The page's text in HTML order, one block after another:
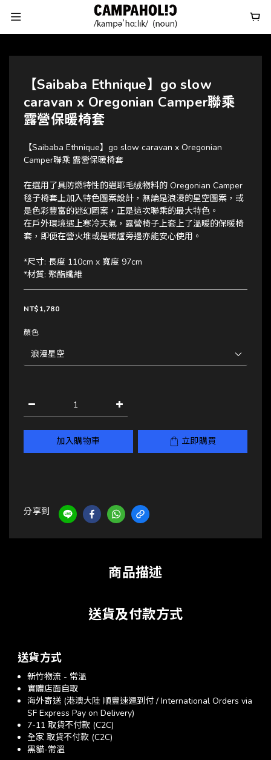
【Saibaba Ethnique】go slow
caravan x Oregonian Camper聯乘
露營保暖椅套
【Saibaba Ethnique】go slow caravan x Oregonian
Camper聯乘 露營保暖椅套
在選用了具防燃特性的邁耶毛绒物料的 Oregonian Camper
毯子椅套上加入特色圖案設計，無論是浪漫的星空圖案，或
是色彩豐富的迷幻圖案，正是這次聯乘的最大特色。
在戶外環境遇上寒冷天氣，露營椅子上套上了溫暖的保暖椅
套，即便在營火堆或是暖爐旁邊亦能安心使用。
*尺寸: 長度 110cm x 寬度 97cm
*材質: 聚酯纖維
NT$1,780
顏色
加入購物車 立即購買
分享到
商品描述
送貨及付款方式
送貨方式
新竹物流 - 常溫
實體店面自取
海外寄送 (港澳大陸 順豐速運到付 / International Orders via
SF Express Pay on Delivery)
7-11 取貨不付款 (C2C)
全家 取貨不付款 (C2C)
黑貓-常溫